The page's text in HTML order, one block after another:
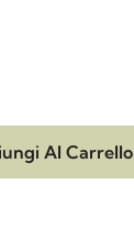
Al Carrello